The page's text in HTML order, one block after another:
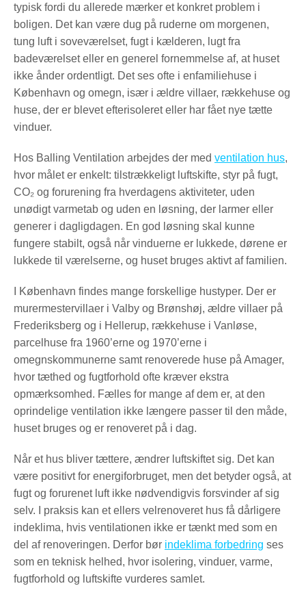
typisk fordi du allerede mærker et konkret problem i
boligen. Det kan være dug på ruderne om morgenen,
tung luft i soveværelset, fugt i kælderen, lugt fra
badeværelset eller en generel fornemmelse af, at huset
ikke ånder ordentligt. Det ses ofte i enfamiliehuse i
København og omegn, især i ældre villaer, rækkehuse og
huse, der er blevet efterisoleret eller har fået nye tætte
vinduer.
Hos Balling Ventilation arbejdes der med ventilation hus,
hvor målet er enkelt: tilstrækkeligt luftskifte, styr på fugt,
CO₂ og forurening fra hverdagens aktiviteter, uden
unødigt varmetab og uden en løsning, der larmer eller
generer i dagligdagen. En god løsning skal kunne
fungere stabilt, også når vinduerne er lukkede, dørene er
lukkede til værelserne, og huset bruges aktivt af familien.
I København findes mange forskellige hustyper. Der er
murermestervillaer i Valby og Brønshøj, ældre villaer på
Frederiksberg og i Hellerup, rækkehuse i Vanløse,
parcelhuse fra 1960’erne og 1970’erne i
omegnskommunerne samt renoverede huse på Amager,
hvor tæthed og fugtforhold ofte kræver ekstra
opmærksomhed. Fælles for mange af dem er, at den
oprindelige ventilation ikke længere passer til den måde,
huset bruges og er renoveret på i dag.
Når et hus bliver tættere, ændrer luftskiftet sig. Det kan
være positivt for energiforbruget, men det betyder også, at
fugt og forurenet luft ikke nødvendigvis forsvinder af sig
selv. I praksis kan et ellers velrenoveret hus få dårligere
indeklima, hvis ventilationen ikke er tænkt med som en
del af renoveringen. Derfor bør indeklima forbedring ses
som en teknisk helhed, hvor isolering, vinduer, varme,
fugtforhold og luftskifte vurderes samlet.